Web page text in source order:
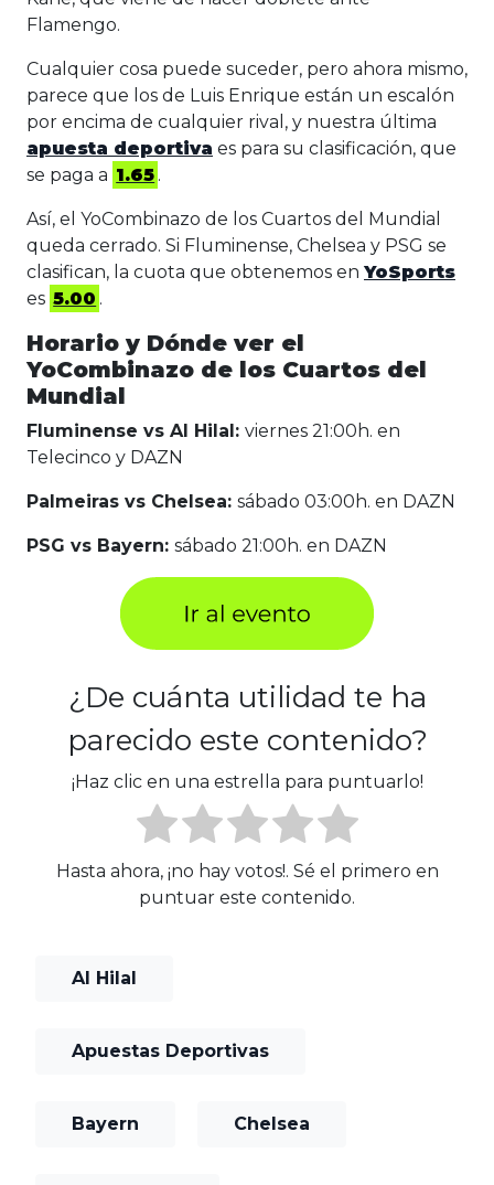
Flamengo.
Cualquier cosa puede suceder, pero ahora mismo,
parece que los de Luis Enrique están un escalón
por encima de cualquier rival, y nuestra última
apuesta deportiva es para su clasificación, que
se paga a 1.65 .
Así, el YoCombinazo de los Cuartos del Mundial
queda cerrado. Si Fluminense, Chelsea y PSG se
clasifican, la cuota que obtenemos en YoSports
es 5.00 .
Horario y Dónde ver el
YoCombinazo de los Cuartos del
Mundial
Fluminense vs Al Hilal: viernes 21:00h. en
Telecinco y DAZN
Palmeiras vs Chelsea: sábado 03:00h. en DAZN
PSG vs Bayern: sábado 21:00h. en DAZN
¿De cuánta utilidad te ha
parecido este contenido?
¡Haz clic en una estrella para puntuarlo!
Hasta ahora, ¡no hay votos!. Sé el primero en
puntuar este contenido.
Al Hilal
Apuestas Deportivas
Bayern Chelsea